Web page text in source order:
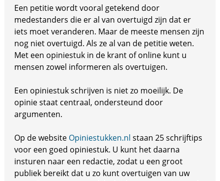
Een petitie wordt vooral getekend door
medestanders die er al van overtuigd zijn dat er
iets moet veranderen. Maar de meeste mensen zijn
nog niet overtuigd. Als ze al van de petitie weten.
Met een opiniestuk in de krant of online kunt u
mensen zowel informeren als overtuigen.
Een opiniestuk schrijven is niet zo moeilijk. De
opinie staat centraal, ondersteund door
argumenten.
Op de website Opiniestukken.nl staan 25 schrijftips
voor een goed opiniestuk. U kunt het daarna
insturen naar een redactie, zodat u een groot
publiek bereikt dat u zo kunt overtuigen van uw